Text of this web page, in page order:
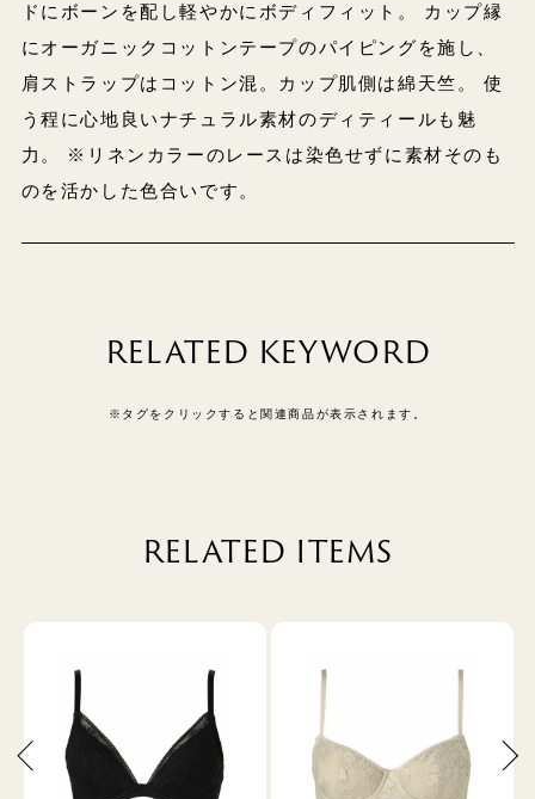
ドにボーンを配し軽やかにボディフィット。 カップ縁
にオーガニックコットンテープのパイピングを施し、
肩ストラップはコットン混。カップ肌側は綿天竺。 使
う程に心地良いナチュラル素材のディティールも魅
力。 ※リネンカラーのレースは染色せずに素材そのも
のを活かした色合いです。
RELATED KEYWORD
※タグをクリックすると関連商品が表示されます。
RELATED ITEMS